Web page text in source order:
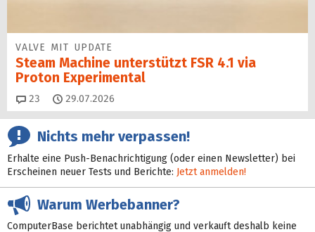
VALVE MIT UPDATE
Steam Machine unterstützt FSR 4.1 via
Proton Experimental
23 Kommentare
29.07.2026
Nichts mehr verpassen!
Erhalte eine Push-Benachrichtigung (oder einen Newsletter) bei
Erscheinen neuer Tests und Berichte: Jetzt anmelden!
Warum Werbebanner?
ComputerBase berichtet unabhängig und verkauft deshalb keine